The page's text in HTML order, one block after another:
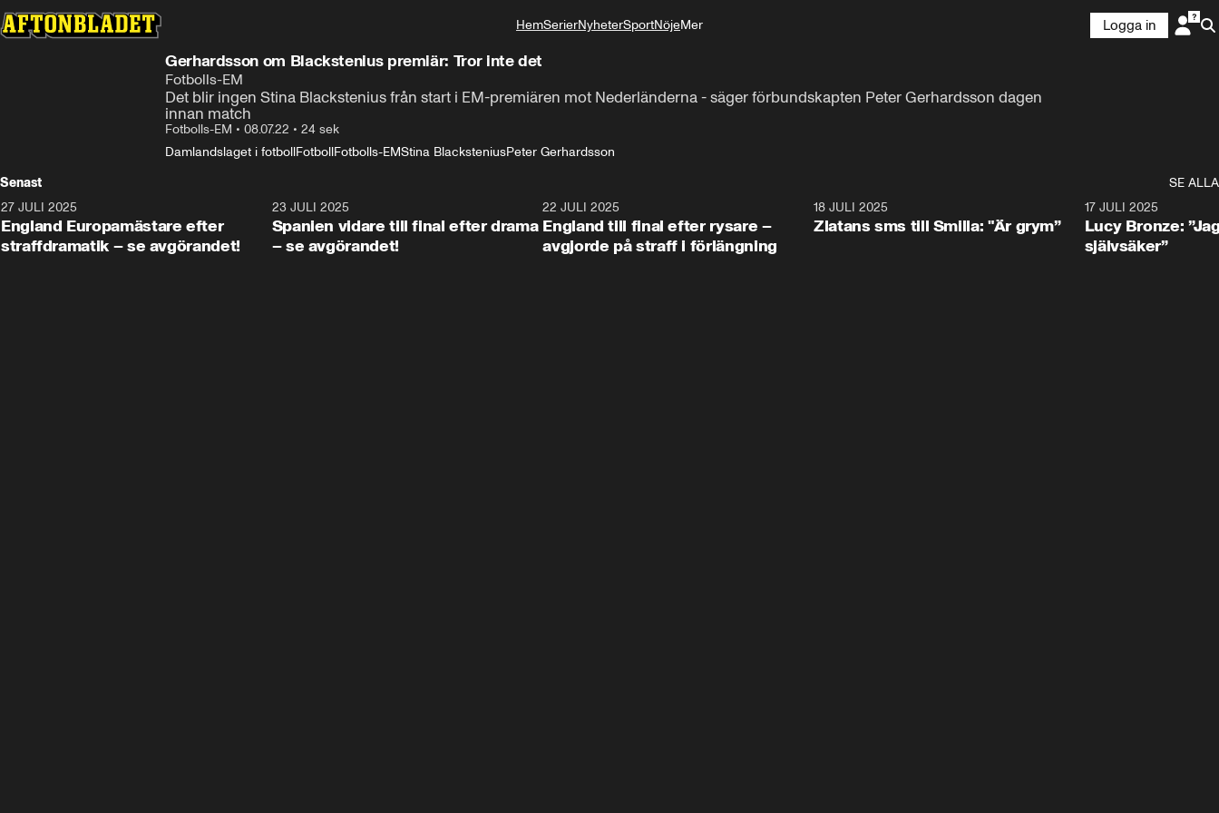
HemSerierNyheterSportNöjeMer
Logga in
Gerhardsson om Blackstenius premiär: Tror inte det
Fotbolls-EM
Det blir ingen Stina Blackstenius från start i EM-premiären mot Nederländerna - säger förbundskapten Peter Gerhardsson dagen
innan match
Fotbolls-EM • 08.07.22 • 24 sek
Damlandslaget i fotbollFotbollFotbolls-EMStina BlacksteniusPeter Gerhardsson
Senast
SE ALLA
27 JULI 2025
England Europamästare efter
straffdramatik – se avgörandet!
1:03
23 JULI 2025
Spanien vidare till final efter drama
– se avgörandet!
22 JULI 2025
England till final efter rysare –
avgjorde på straff i förlängning
18 JULI 2025
Zlatans sms till Smilla: "Är grym”
17 JULI 2025
Lucy Bronze:
självsäker”